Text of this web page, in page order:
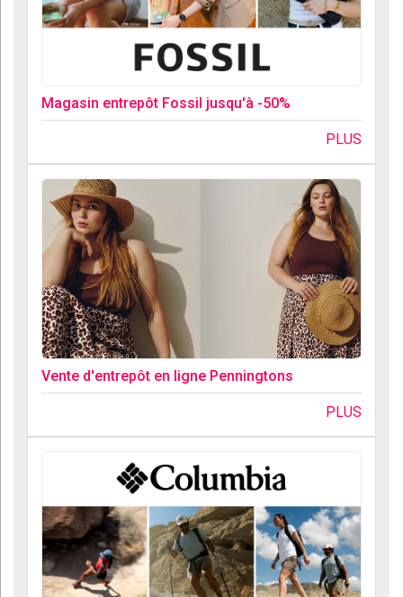
Magasin entrepôt Fossil jusqu'à -50%
PLUS
Vente d'entrepôt en ligne Penningtons
PLUS